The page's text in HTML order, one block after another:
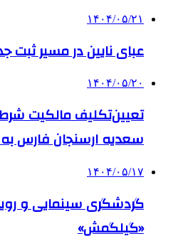
۱۴۰۴/۰۵/۲۱
عبای نایین در مسیر ثبت
۱۴۰۴/۰۵/۲۰
تعیین‌تکلیف مالکیت
سعدیه ارسنجان فارس
۱۴۰۴/۰۵/۱۷
گردشگری سینمایی و
«گیلگمش»